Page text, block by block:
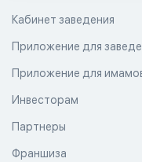
Кабинет заведения
Приложение для
Приложение для
Инвесторам
Партнеры
Франшиза